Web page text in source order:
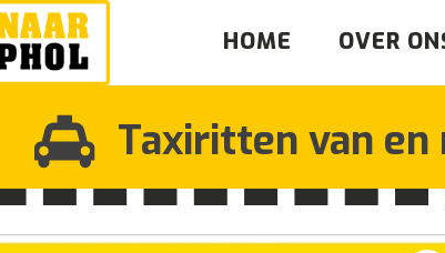
HOME OVER
Taxiritten van en